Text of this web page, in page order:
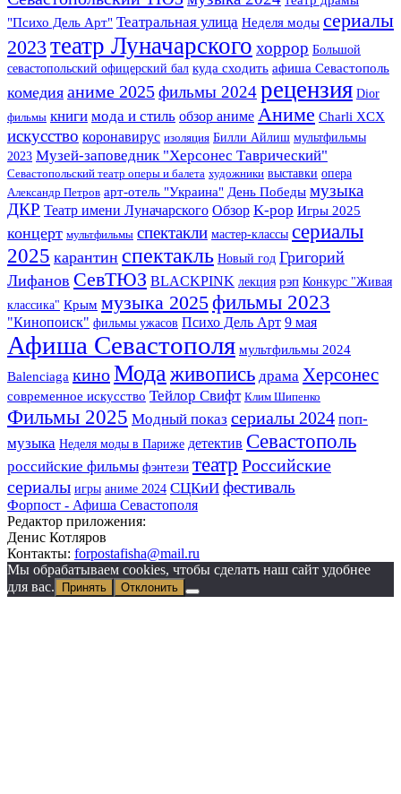
"Психо Дель Арт" Театральная улица Неделя моды сериалы
2023 театр Луначарского хоррор Большой
севастопольский офицерский бал куда сходить афиша Севастополь
комедия аниме 2025фильмы 2024рецензия Dior
фильмы книги мода и стиль обзор аниме Аниме Charli XCX
искусство коронавирус изоляция Билли Айлиш мультфильмы
2023 Музей-заповедник "Херсонес Таврический"
Севастопольский театр оперы и балета художники выставки опера
Александр Петров арт-отель "Украина" День Победы музыка
ДКР Театр имени Луначарского Обзор K-pop Игры 2025
концерт мультфильмы спектакли мастер-классы сериалы
2025 карантин спектакль Новый год Григорий
Лифанов СевТЮЗ BLACKPINK лекция рэп Конкурс "Живая
классика" Крым музыка 2025фильмы 2023
"Кинопоиск" фильмы ужасов Психо Дель Арт 9 мая
Афиша Севастополя мультфильмы 2024
Balenciaga киноМода живопись драма Херсонес
современное искусство Тейлор Свифт Клим Шипенко
Фильмы 2025 Модный показ сериалы 2024 поп-
музыка Неделя моды в Париже детектив Севастополь
российские фильмы фэнтези театр Российские
сериалы игры аниме 2024 СЦКиИ фестиваль
Форпост - Афиша Севастополя
Редактор приложения:
Денис Котляров
Контакты: forpostafisha@mail.ru
Мы обрабатываем cookies, чтобы сделать наш сайт удобнее
для вас.
Принять Отклонить